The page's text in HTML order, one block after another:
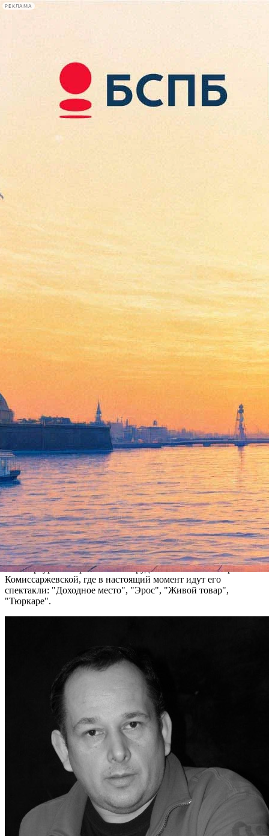
РЕКЛАМА
Сегодня:
2026.08.07
13:44
Афиша Plus
Труппе Театра музкомедии
представлен новый главный
режиссер
Версия для печати
9 февраля 2016 года творческому коллективу Театра
музыкльной комедии был представлен новый главный
режиссер – Игорь Коняев.
Игорь Коняев окончил курс Льва Додина в Петербургской
театральной академии, стал лауреатом Государственной
премии России за спектакль "Московский хор", созданный им
в МДТ – Театре Европы (художественный руководитель
постановки Лев Додин), последние годы занимал пост
художественного руководителя Рижского русского театра им.
Михаила Чехова (Латвия).
В Петербурге Игорь Коняев сотрудничал также с Театром им.
Комиссаржевской, где в настоящий момент идут его
спектакли: "Доходное место", "Эрос", "Живой товар",
"Тюркаре".